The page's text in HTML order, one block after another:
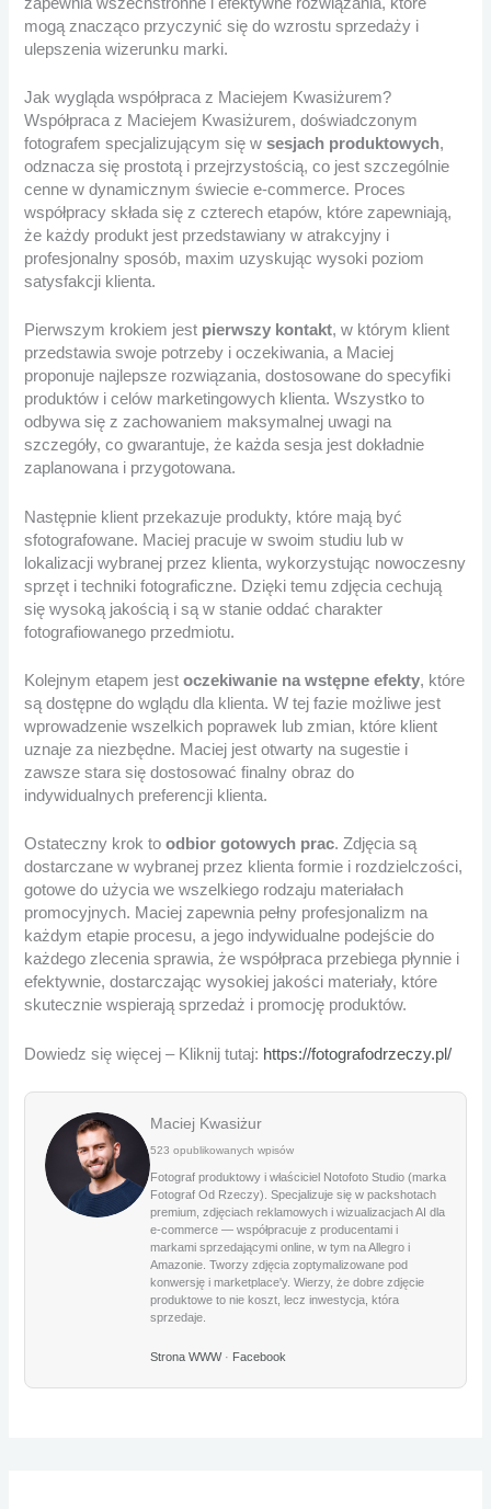
mogą znacząco przyczynić się do wzrostu sprzedaży i
ulepszenia wizerunku marki.
Jak wygląda współpraca z Maciejem Kwasiżurem?
Współpraca z Maciejem Kwasiżurem, doświadczonym
fotografem specjalizującym się wsesjach produktowych,
odznacza się prostotą i przejrzystością, co jest szczególnie
cenne w dynamicznym świecie e-commerce. Proces
współpracy składa się z czterech etapów, które zapewniają,
że każdy produkt jest przedstawiany w atrakcyjny i
profesjonalny sposób, maxim uzyskując wysoki poziom
satysfakcji klienta.
Pierwszym krokiem jest pierwszy kontakt, w którym klient
przedstawia swoje potrzeby i oczekiwania, a Maciej
proponuje najlepsze rozwiązania, dostosowane do specyfiki
produktów i celów marketingowych klienta. Wszystko to
odbywa się z zachowaniem maksymalnej uwagi na
szczegóły, co gwarantuje, że każda sesja jest dokładnie
zaplanowana i przygotowana.
Następnie klient przekazuje produkty, które mają być
sfotografowane. Maciej pracuje w swoim studiu lub w
lokalizacji wybranej przez klienta, wykorzystując nowoczesny
sprzęt i techniki fotograficzne. Dzięki temu zdjęcia cechują
się wysoką jakością i są w stanie oddać charakter
fotografiowanego przedmiotu.
Kolejnym etapem jestoczekiwanie na wstępne efekty, które
są dostępne do wglądu dla klienta. W tej fazie możliwe jest
wprowadzenie wszelkich poprawek lub zmian, które klient
uznaje za niezbędne. Maciej jest otwarty na sugestie i
zawsze stara się dostosować finalny obraz do
indywidualnych preferencji klienta.
Ostateczny krok toodbior gotowych prac. Zdjęcia są
dostarczane w wybranej przez klienta formie i rozdzielczości,
gotowe do użycia we wszelkiego rodzaju materiałach
promocyjnych. Maciej zapewnia pełny profesjonalizm na
każdym etapie procesu, a jego indywidualne podejście do
każdego zlecenia sprawia, że współpraca przebiega płynnie i
efektywnie, dostarczając wysokiej jakości materiały, które
skutecznie wspierają sprzedaż i promocję produktów.
Dowiedz się więcej – Kliknij tutaj: https://fotografodrzeczy.pl/
Maciej Kwasiżur
523 opublikowanych wpisów
Fotograf produktowy i właściciel Notofoto Studio (marka
Fotograf Od Rzeczy). Specjalizuje się w packshotach
premium, zdjęciach reklamowych i wizualizacjach AI dla
e-commerce — współpracuje z producentami i
markami sprzedającymi online, w tym na Allegro i
Amazonie. Tworzy zdjęcia zoptymalizowane pod
konwersję i marketplace'y. Wierzy, że dobre zdjęcie
produktowe to nie koszt, lecz inwestycja, która
sprzedaje.
Strona WWW· Facebook